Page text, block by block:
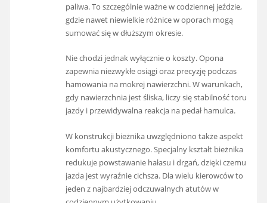
paliwa. To szczególnie ważne w codziennej jeździe,
gdzie nawet niewielkie różnice w oporach mogą
sumować się w dłuższym okresie.
Nie chodzi jednak wyłącznie o koszty. Opona
zapewnia niezwykłe osiągi oraz precyzję podczas
hamowania na mokrej nawierzchni. W warunkach,
gdy nawierzchnia jest śliska, liczy się stabilność toru
jazdy i przewidywalna reakcja na pedał hamulca.
W konstrukcji bieżnika uwzględniono także aspekt
komfortu akustycznego. Specjalny kształt bieżnika
redukuje powstawanie hałasu i drgań, dzięki czemu
jazda jest wyraźnie cichsza. Dla wielu kierowców to
jeden z najbardziej odczuwalnych atutów w